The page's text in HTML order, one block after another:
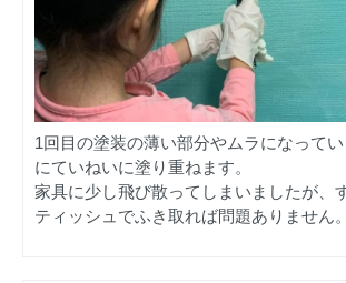
1回目の塗装の薄い部分やムラになって
にていねいに塗り重ねます。
家具に少し飛び散ってしまいましたが、
ティッシュでふき取れば問題ありません。